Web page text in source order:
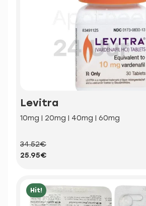
Levitra
10mg | 20mg | 40mg | 60mg
34.52€
25.95€
Hit!